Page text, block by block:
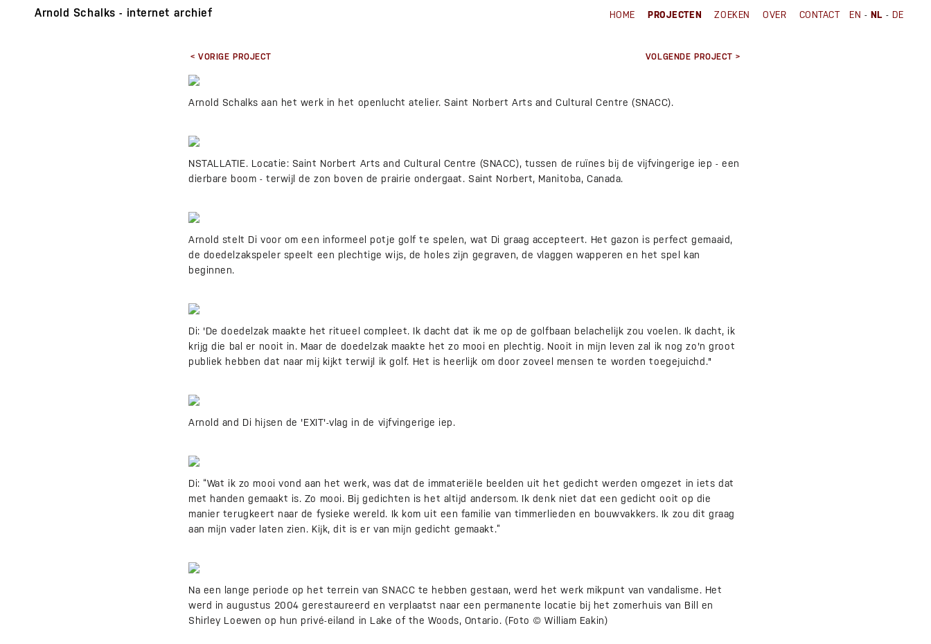
Arnold Schalks - internet archief HOME PROJECTEN ZOEKEN OVER CONTACT EN - NL - DE
< VORIGE PROJECT VOLGENDE PROJECT >
Arnold Schalks aan het werk in het openlucht atelier. Saint Norbert Arts and Cultural Centre (SNACC).
NSTALLATIE. Locatie: Saint Norbert Arts and Cultural Centre (SNACC), tussen de ruïnes bij de vijfvingerige iep - een
dierbare boom - terwijl de zon boven de prairie ondergaat. Saint Norbert, Manitoba, Canada.
Arnold stelt Di voor om een informeel potje golf te spelen, wat Di graag accepteert. Het gazon is perfect gemaaid,
de doedelzakspeler speelt een plechtige wijs, de holes zijn gegraven, de vlaggen wapperen en het spel kan
beginnen.
Di: 'De doedelzak maakte het ritueel compleet. Ik dacht dat ik me op de golfbaan belachelijk zou voelen. Ik dacht, ik
krijg die bal er nooit in. Maar de doedelzak maakte het zo mooi en plechtig. Nooit in mijn leven zal ik nog zo'n groot
publiek hebben dat naar mij kijkt terwijl ik golf. Het is heerlijk om door zoveel mensen te worden toegejuichd."
Arnold and Di hijsen de 'EXIT'-vlag in de vijfvingerige iep.
Di: “Wat ik zo mooi vond aan het werk, was dat de immateriële beelden uit het gedicht werden omgezet in iets dat
met handen gemaakt is. Zo mooi. Bij gedichten is het altijd andersom. Ik denk niet dat een gedicht ooit op die
manier terugkeert naar de fysieke wereld. Ik kom uit een familie van timmerlieden en bouwvakkers. Ik zou dit graag
aan mijn vader laten zien. Kijk, dit is er van mijn gedicht gemaakt.”
Na een lange periode op het terrein van SNACC te hebben gestaan, werd het werk mikpunt van vandalisme. Het
werd in augustus 2004 gerestaureerd en verplaatst naar een permanente locatie bij het zomerhuis van Bill en
Shirley Loewen op hun privé-eiland in Lake of the Woods, Ontario. (Foto © William Eakin)